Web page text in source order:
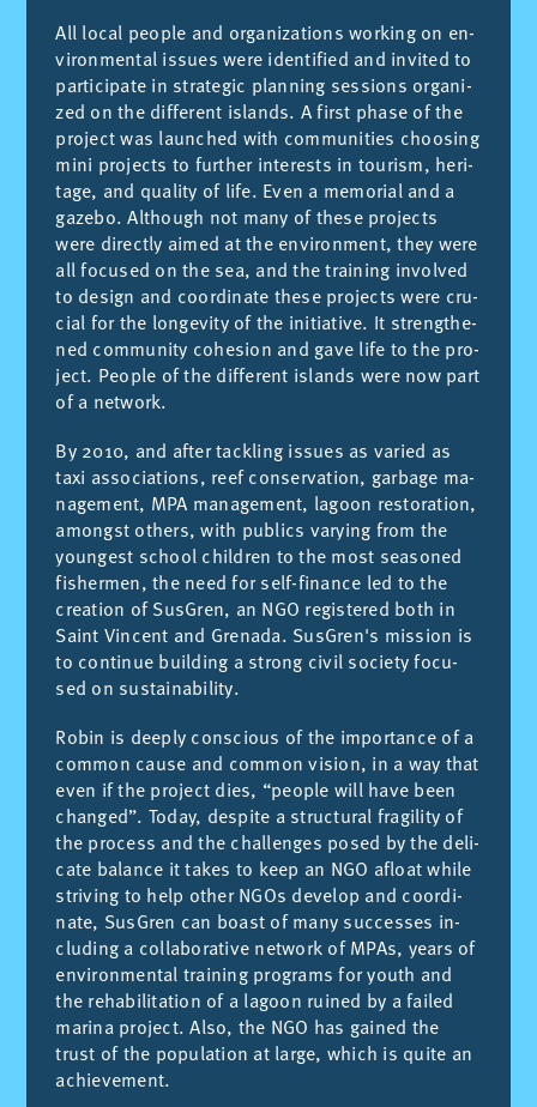
All lo­cal peo­ple and or­ga­ni­za­tions wor­king on en­
vi­ron­men­tal is­sues were iden­ti­fied and in­vi­ted to
par­ti­ci­pa­te in stra­te­gic plan­ning ses­sions or­ga­ni­
zed on the dif­fe­rent is­lands. A first pha­se of the
pro­ject was laun­ched with com­mu­ni­ties choo­sing
mini pro­jects to furt­her in­ter­ests in tou­rism, he­ri­
ta­ge, and qua­lity of life. Even a me­mo­rial and a
ga­ze­bo. Alt­hough not many of the­se pro­jects
were di­rectly ai­med at the en­vi­ron­ment, they were
all fo­cu­sed on the sea, and the trai­ning in­vol­ved
to de­sign and coor­di­na­te the­se pro­jects were cru­
cial for the lon­ge­vity of the initia­ti­ve. It strengt­he­
ned com­mu­nity cohe­sion and gave life to the pro­
ject. Peo­ple of the dif­fe­rent is­lands were now part
of a net­work.
By 2010, and af­ter ta­ckling is­sues as va­ried as
taxi as­so­cia­tions, reef con­ser­va­tion, gar­ba­ge ma­
na­ge­ment, MPA ma­na­ge­ment, la­goon res­to­ra­tion,
amongst ot­hers, with pu­blics var­ying from the
youn­gest school chil­dren to the most sea­so­ned
fis­her­men, the need for self-fi­nan­ce led to the
crea­tion of Sus­Gren, an NGO re­gis­te­red both in
Saint Vin­cent and Gre­na­da. Sus­Gre­n's mis­sion is
to con­ti­nue buil­ding a strong ci­vil so­ciety fo­cu­
sed on sus­tai­na­bi­lity.
Ro­bin is dee­ply cons­cious of the im­por­tan­ce of a
com­mon cau­se and com­mon vi­sion, in a way that
even if the pro­ject dies, “peo­ple will have been
chan­ged”. To­day, des­pi­te a struc­tu­ral fra­gi­lity of
the pro­cess and the cha­llen­ges po­sed by the de­li­
ca­te ba­lan­ce it ta­kes to keep an NGO afloat whi­le
stri­ving to help ot­her NGOs de­ve­lop and coor­di­
na­te, Sus­Gren can boast of many suc­ces­ses in­
clu­ding a co­lla­bo­ra­ti­ve net­work of MPAs, years of
en­vi­ron­men­tal trai­ning pro­grams for youth and
the reha­bi­li­ta­tion of a la­goon rui­ned by a fai­led
ma­ri­na pro­ject. Also, the NGO has gai­ned the
trust of the po­pu­la­tion at lar­ge, which is qui­te an
achie­ve­ment.